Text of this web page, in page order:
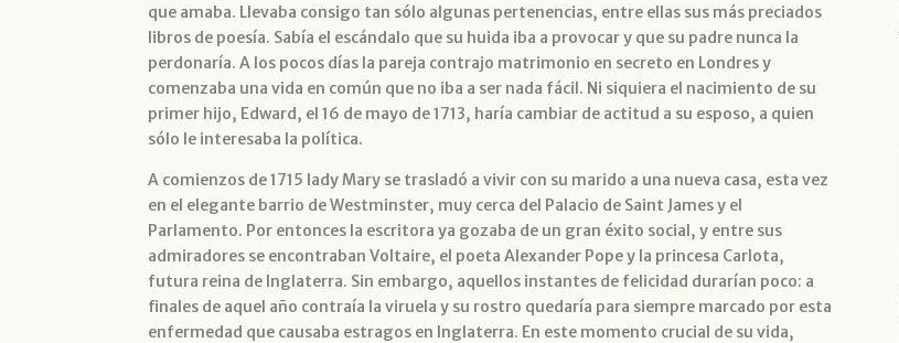
que amaba. Llevaba consigo tan sólo algunas pertenencias, entre ellas sus más preciados
libros de poesía. Sabía el escándalo que su huida iba a provocar y que su padre nunca la
perdonaría. A los pocos días la pareja contrajo matrimonio en secreto en Londres y
comenzaba una vida en común que no iba a ser nada fácil. Ni siquiera el nacimiento de su
primer hijo, Edward, el 16 de mayo de 1713, haría cambiar de actitud a su esposo, a quien
sólo le interesaba la política.
A comienzos de 1715 lady Mary se trasladó a vivir con su marido a una nueva casa, esta vez
en el elegante barrio de Westminster, muy cerca del Palacio de Saint James y el
Parlamento. Por entonces la escritora ya gozaba de un gran éxito social, y entre sus
admiradores se encontraban Voltaire, el poeta Alexander Pope y la princesa Carlota,
futura reina de Inglaterra. Sin embargo, aquellos instantes de felicidad durarían poco: a
finales de aquel año contraía la viruela y su rostro quedaría para siempre marcado por esta
enfermedad que causaba estragos en Inglaterra. En este momento crucial de su vida,